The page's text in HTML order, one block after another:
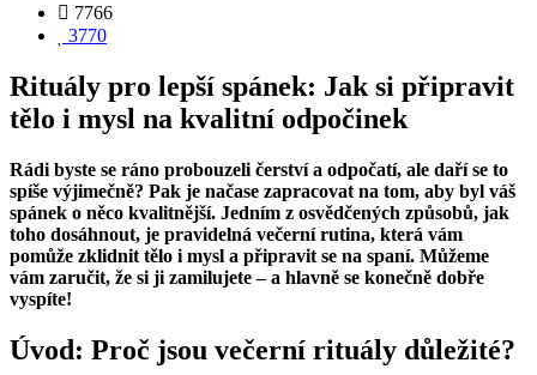
 7766
3770
Rituály pro lepší spánek: Jak si připravit
tělo i mysl na kvalitní odpočinek
Rádi byste se ráno probouzeli čerství a odpočatí, ale daří se to
spíše výjimečně? Pak je načase zapracovat na tom, aby byl váš
spánek o něco kvalitnější. Jedním z osvědčených způsobů, jak
toho dosáhnout, je pravidelná večerní rutina, která vám
pomůže zklidnit tělo i mysl a připravit se na spaní. Můžeme
vám zaručit, že si ji zamilujete – a hlavně se konečně dobře
vyspíte!
Úvod: Proč jsou večerní rituály důležité?